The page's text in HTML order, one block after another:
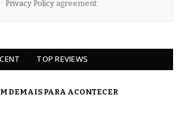
Privacy Policyagreement.
TOP REVIEWS
DEMAIS PARA ACONTECER